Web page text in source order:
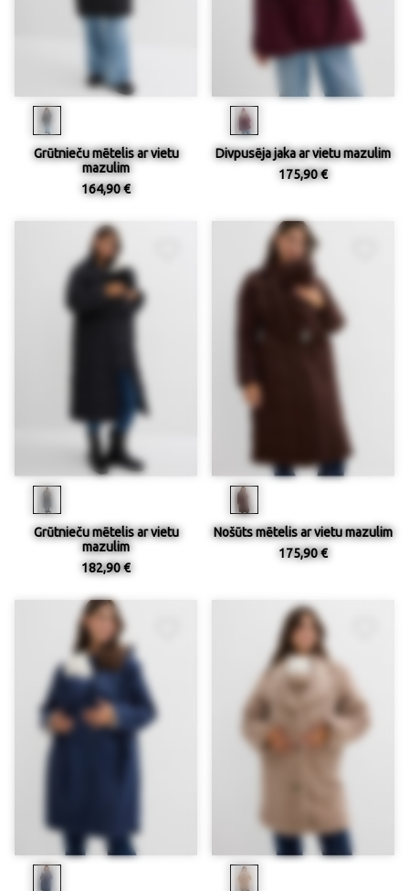
Grūtnieču mētelis ar vietu
mazulim
164,90 €
Divpusēja jaka ar vietu mazulim
175,90 €
Grūtnieču mētelis ar vietu
mazulim
182,90 €
Nošūts mētelis ar vietu mazulim
175,90 €